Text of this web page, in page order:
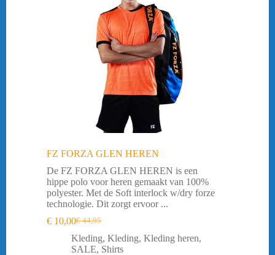
FZ FORZA GLEN HEREN
De FZ FORZA GLEN HEREN is een
hippe polo voor heren gemaakt van 100%
polyester. Met de Soft interlock w/dry forze
technologie. Dit zorgt ervoor ...
€44,95
Oorspronkelijke
prijs
was:
€ 10,00Huidige
prijs
is:
Kleding, Kleding, Kleding heren,
SALE, Shirts